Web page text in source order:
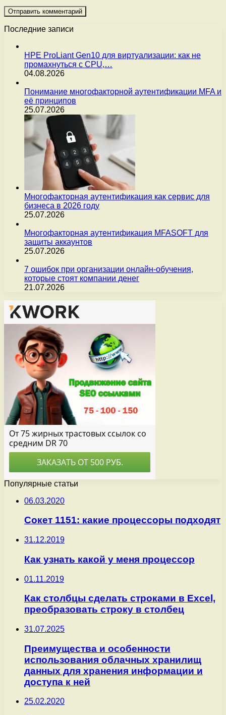
Последние записи
HPE ProLiant Gen10 для виртуализации: как не
промахнуться с CPU,…
04.08.2026
Понимание многофакторной аутентификации MFA и
её принципов
25.07.2026
Многофакторная аутентификация как сервис для
бизнеса в 2026 году
25.07.2026
Многофакторная аутентификация MFASOFT для
защиты аккаунтов
25.07.2026
7 ошибок при организации онлайн-обучения,
которые стоят компании денег
21.07.2026
Популярные статьи
06.03.2020
Сокет 1151: какие процессоры подходят
31.12.2019
Как узнать какой у меня процессор
01.11.2019
Как столбцы сделать строками в Excel,
преобразовать строку в столбец
31.07.2025
Преимущества и особенности
использования облачных хранилищ
данных для хранения информации и
доступа к ней
25.02.2020